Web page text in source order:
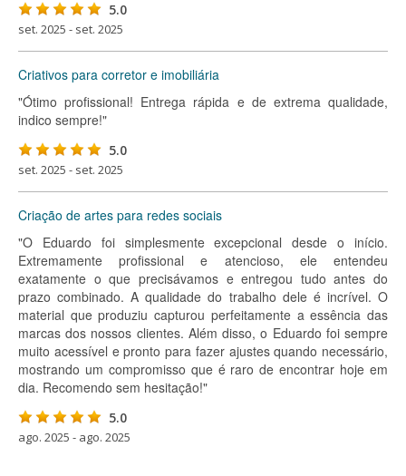
5.0
set. 2025 - set. 2025
Criativos para corretor e imobiliária
"Ótimo profissional! Entrega rápida e de extrema qualidade,
indico sempre!"
5.0
set. 2025 - set. 2025
Criação de artes para redes sociais
"O Eduardo foi simplesmente excepcional desde o início.
Extremamente profissional e atencioso, ele entendeu
exatamente o que precisávamos e entregou tudo antes do
prazo combinado. A qualidade do trabalho dele é incrível. O
material que produziu capturou perfeitamente a essência das
marcas dos nossos clientes. Além disso, o Eduardo foi sempre
muito acessível e pronto para fazer ajustes quando necessário,
mostrando um compromisso que é raro de encontrar hoje em
dia. Recomendo sem hesitação!"
5.0
ago. 2025 - ago. 2025